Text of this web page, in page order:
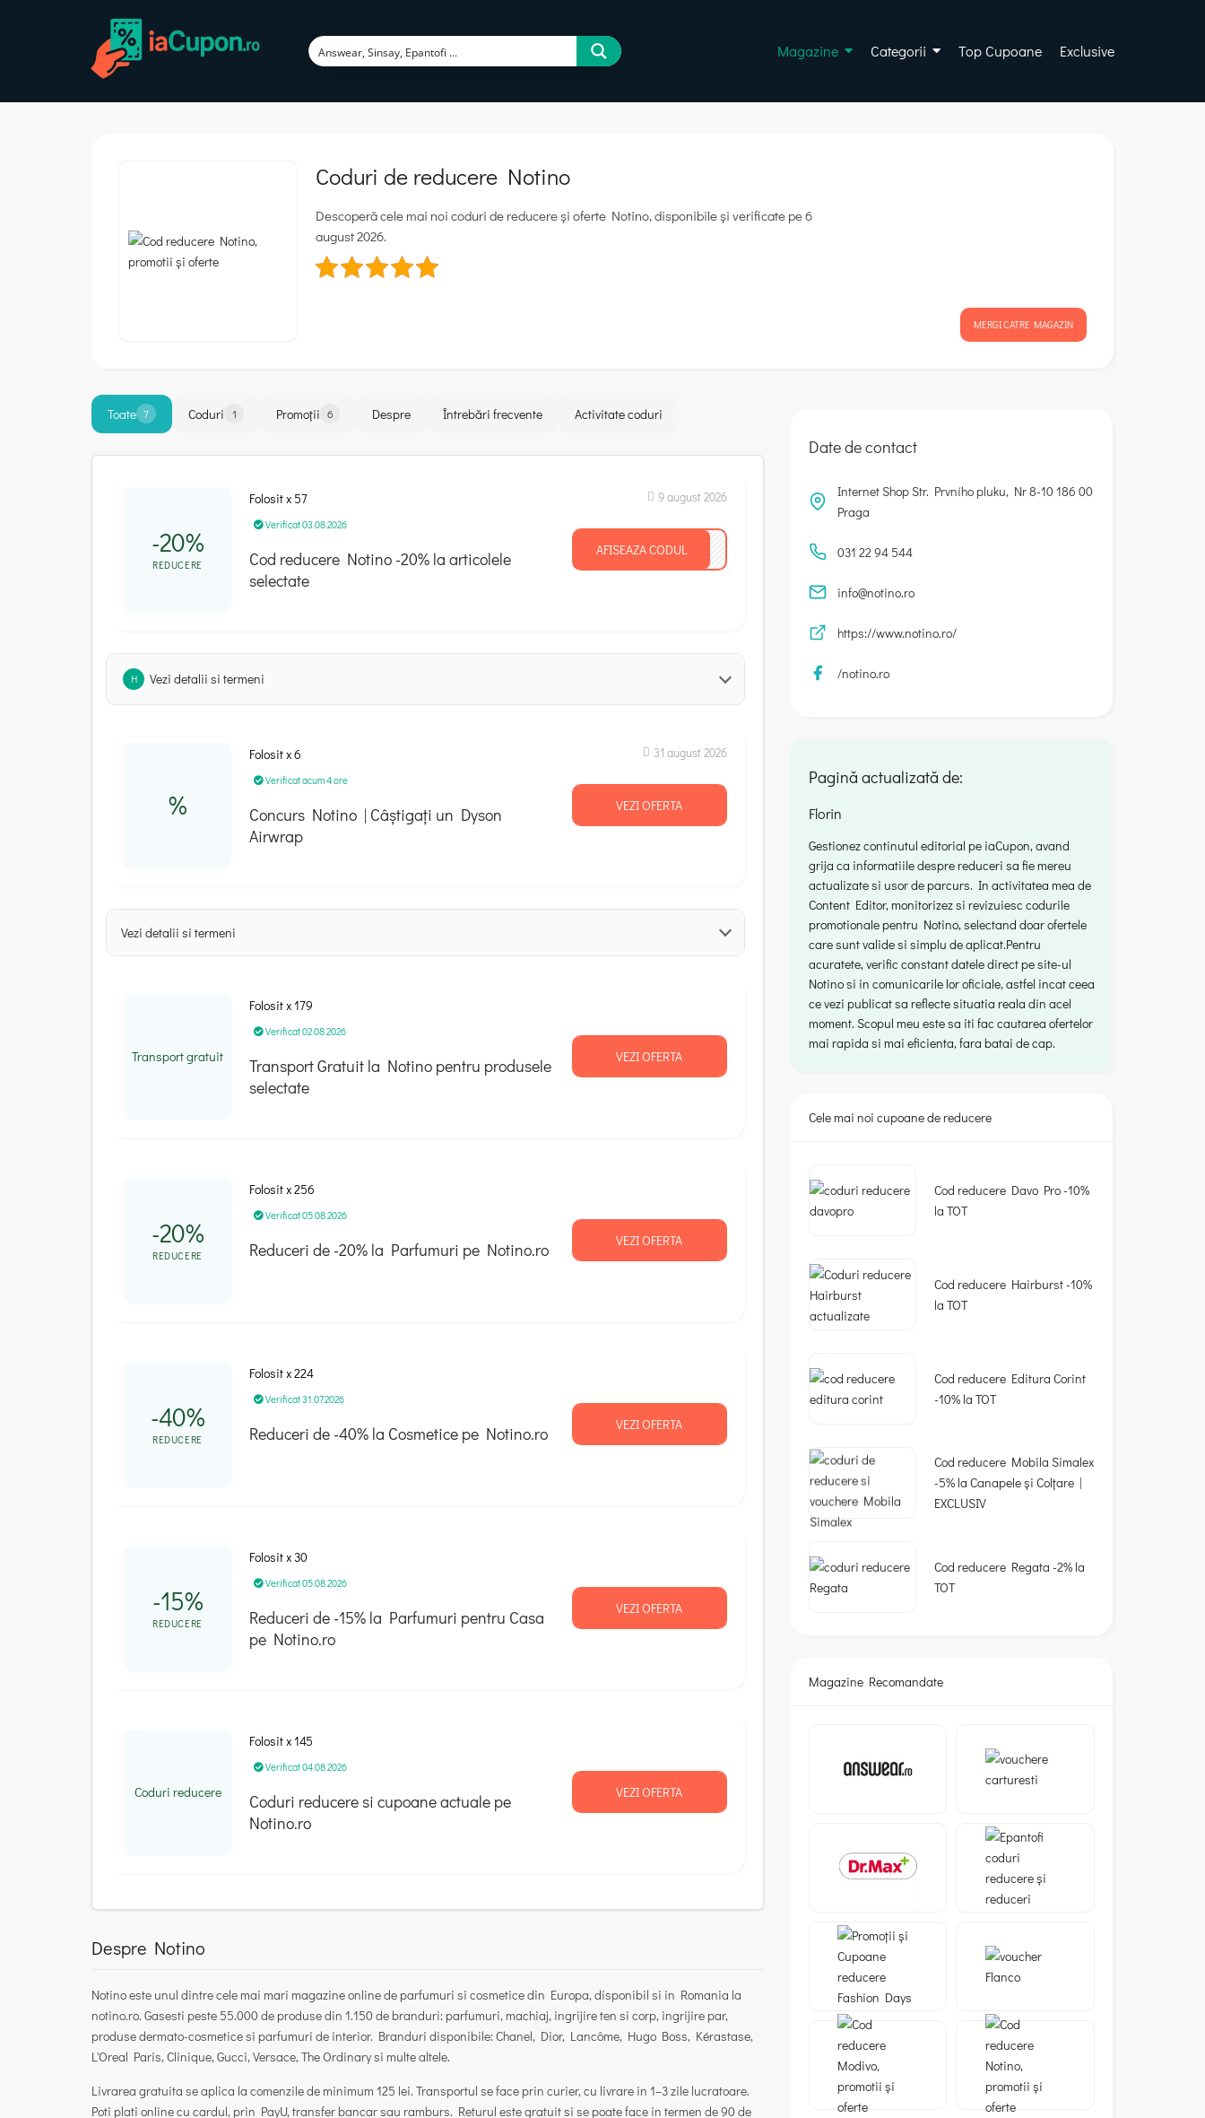
Magazine Categorii Top Cupoane Exclusive
Coduri de reducere Notino
Descoperă cele mai noi coduri de reducere și oferte Notino, disponibile și verificate pe 6
august 2026.
MERGI CATRE MAGAZIN
Toate 7 Coduri 1 Promoții 6 Despre Întrebări frecvente Activitate coduri
-20%
REDUCERE
Verificat 03.08.2026
Folosit x 57
Cod reducere Notino -20% la articolele
selectate
9 august 2026
AFISEAZA CODULmmer
H Vezi detalii si termeni
%
Verificat acum 4 ore
Folosit x 6
Concurs Notino | Câștigați un Dyson
Airwrap
31 august 2026
VEZI OFERTA
Vezi detalii si termeni
Transport gratuit
Verificat 02.08.2026
Folosit x 179
Transport Gratuit la Notino pentru produsele
selectate
VEZI OFERTA
-20%
REDUCERE
Verificat 05.08.2026
Folosit x 256
Reduceri de -20% la Parfumuri pe Notino.ro VEZI OFERTA
-40%
REDUCERE
Verificat 31.07.2026
Folosit x 224
Reduceri de -40% la Cosmetice pe Notino.ro VEZI OFERTA
-15%
REDUCERE
Verificat 05.08.2026
Folosit x 30
Reduceri de -15% la Parfumuri pentru Casa
pe Notino.ro
VEZI OFERTA
Coduri reducere
Verificat 04.08.2026
Folosit x 145
Coduri reducere si cupoane actuale pe
Notino.ro
VEZI OFERTA
Despre Notino
Notino este unul dintre cele mai mari magazine online de parfumuri si cosmetice din Europa, disponibil si in Romania la
notino.ro. Gasesti peste 55.000 de produse din 1.150 de branduri: parfumuri, machiaj, ingrijire ten si corp, ingrijire par,
produse dermato-cosmetice si parfumuri de interior. Branduri disponibile: Chanel, Dior, Lancôme, Hugo Boss, Kérastase,
L'Oreal Paris, Clinique, Gucci, Versace, The Ordinary si multe altele.
Livrarea gratuita se aplica la comenzile de minimum 125 lei. Transportul se face prin curier, cu livrare in 1–3 zile lucratoare.
Poti plati online cu cardul, prin PayU, transfer bancar sau ramburs. Returul este gratuit si se poate face in termen de 90 de
Date de contact
Internet Shop Str. Prvního pluku, Nr 8-10 186 00
Praga
031 22 94 544
info@notino.ro
https://www.notino.ro/
/notino.ro
Pagină actualizată de:
Florin
Gestionez continutul editorial pe iaCupon, avand
grija ca informatiile despre reduceri sa fie mereu
actualizate si usor de parcurs. In activitatea mea de
Content Editor, monitorizez si revizuiesc codurile
promotionale pentru Notino, selectand doar ofertele
care sunt valide si simplu de aplicat.Pentru
acuratete, verific constant datele direct pe site-ul
Notino si in comunicarile lor oficiale, astfel incat ceea
ce vezi publicat sa reflecte situatia reala din acel
moment. Scopul meu este sa iti fac cautarea ofertelor
mai rapida si mai eficienta, fara batai de cap.
Cele mai noi cupoane de reducere
Cod reducere Davo Pro -10%
la TOT
Cod reducere Hairburst -10%
la TOT
Cod reducere Editura Corint
-10% la TOT
Cod reducere Mobila Simalex
-5% la Canapele și Colțare |
EXCLUSIV
Cod reducere Regata -2% la
TOT
Magazine Recomandate